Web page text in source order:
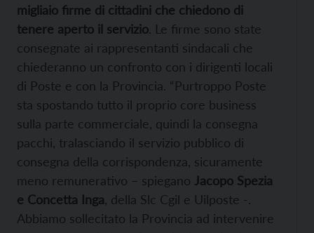
migliaio firme di cittadini che chiedono di
tenere aperto il servizio. Le firme sono state
consegnate ai rappresentanti sindacali che
chiederanno un confronto con i dirigenti locali
di Poste e con la Provincia. “Purtroppo Poste
sta spostando tutto il proprio core business
sulla parte commerciale, quindi la consegna
pacchi, tralasciando il servizio pubblico di
consegna della corrispondenza, sicuramente
meno remunerativo – spiegano Jacopo Spezia
e Concetta Inga , della Slc Cgil e Uilposte -.
Abbiamo sollecitato la Provincia ad intervenire